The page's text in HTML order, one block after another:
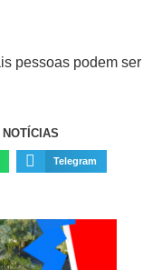
pessoas podem ser
Telegram